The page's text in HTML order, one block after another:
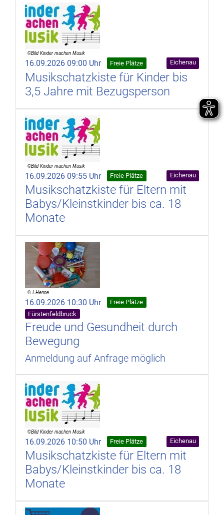
16.09.2026 09:00 Uhr Freie Plätze Eichenau
Musikschatzkiste für Kinder bis
3,5 Jahre mit Bezugsperson
16.09.2026 09:55 Uhr Freie Plätze Eichenau
Musikschatzkiste für Eltern mit
Babys/Kleinstkinder bis ca. 18
Monate
16.09.2026 10:30 Uhr
Freie Plätze
Fürstenfeldbruck
Freude und Gesundheit durch
Bewegung
Anmeldung auf Anfrage möglich
16.09.2026 10:50 Uhr Freie Plätze Eichenau
Musikschatzkiste für Eltern mit
Babys/Kleinstkinder bis ca. 18
Monate